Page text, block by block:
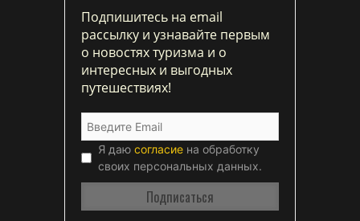
Подпишитесь на email
рассылку и узнавайте первым
о новостях туризма и о
интересных и выгодных
путешествиях!
Я даю согласие на обработку
своих персональных данных.